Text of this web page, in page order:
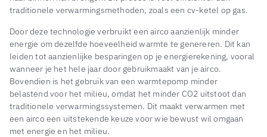
traditionele verwarmingsmethoden, zoals een cv-ketel op gas.
Door deze technologie verbruikt een airco aanzienlijk minder
energie om dezelfde hoeveelheid warmte te genereren. Dit kan
leiden tot aanzienlijke besparingen op je energierekening, vooral
wanneer je het hele jaar door gebruikmaakt van je airco.
Bovendien is het gebruik van een warmtepomp minder
belastend voor het milieu, omdat het minder CO2 uitstoot dan
traditionele verwarmingssystemen. Dit maakt verwarmen met
een airco een uitstekende keuze voor wie bewust wil omgaan
met energie en het milieu.